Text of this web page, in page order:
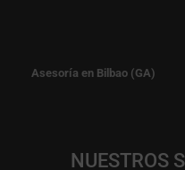
Asesoría en Bilbao (GA)
NUESTROS